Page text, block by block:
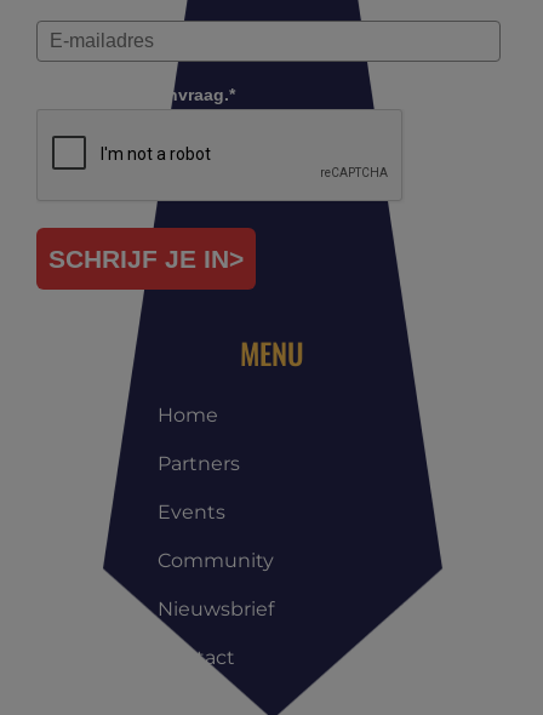
Controleer je aanvraag.*
SCHRIJF JE IN>
MENU
Home
Partners
Events
Community
Nieuwsbrief
Contact